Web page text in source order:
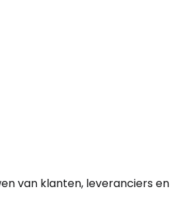
van klanten, leveranciers en